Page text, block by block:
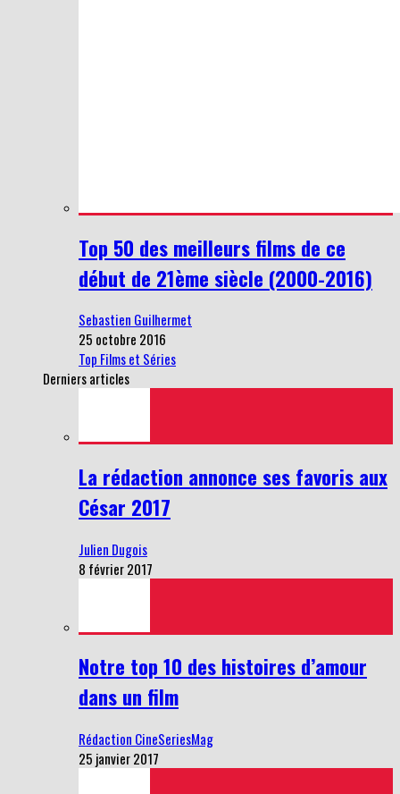
Top 50 des meilleurs films de ce
début de 21ème siècle (2000-2016)
Sebastien Guilhermet
25 octobre 2016
Top Films et Séries
Derniers articles
La rédaction annonce ses favoris aux
César 2017
Julien Dugois
8 février 2017
Notre top 10 des histoires d’amour
dans un film
Rédaction CineSeriesMag
25 janvier 2017